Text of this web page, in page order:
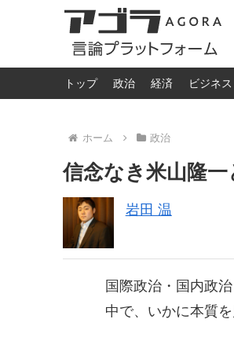
トップ 政治 経済 ビジネス
ホーム 政治
信念なき米山隆一
岩田 温
国際政治・国内政
中で、いかに本質